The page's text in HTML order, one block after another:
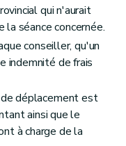
qui n'aurait
la séance concernée.
conseiller, qu'un
indemnité de frais
déplacement est
ainsi que le
à charge de la